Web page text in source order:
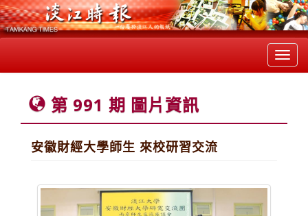
第 991 期 圖片資訊
安徽財經大學師生 來校研習交流